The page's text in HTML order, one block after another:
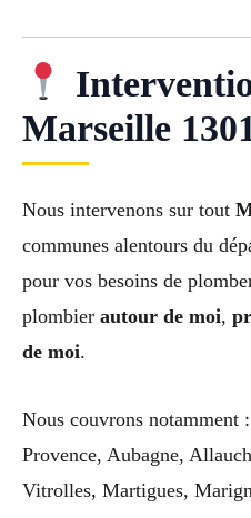
Marseille
Nous intervenons sur tout
communes alentours du
pour vos besoins de
plombier autour de moi,
de moi.
Nous couvrons
Provence, Aubagne,
Vitrolles, Martigues,